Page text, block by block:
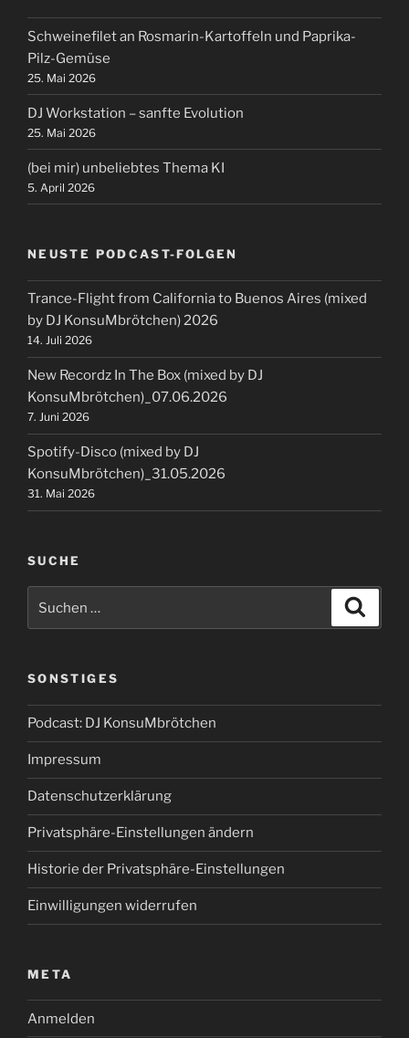
Schweinefilet an Rosmarin-Kartoffeln und Paprika-
Pilz-Gemüse
25. Mai 2026
DJ Workstation – sanfte Evolution
25. Mai 2026
(bei mir) unbeliebtes Thema KI
5. April 2026
NEUSTE PODCAST-FOLGEN
Trance-Flight from California to Buenos Aires (mixed
by DJ KonsuMbrötchen) 2026
14. Juli 2026
New Recordz In The Box (mixed by DJ
KonsuMbrötchen)_07.06.2026
7. Juni 2026
Spotify-Disco (mixed by DJ
KonsuMbrötchen)_31.05.2026
31. Mai 2026
SUCHE
SONSTIGES
Podcast: DJ KonsuMbrötchen
Impressum
Datenschutzerklärung
Privatsphäre-Einstellungen ändern
Historie der Privatsphäre-Einstellungen
Einwilligungen widerrufen
META
Anmelden